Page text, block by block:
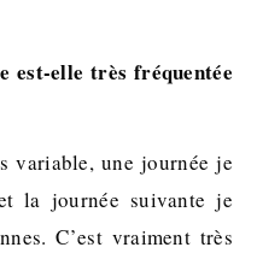
est-elle très fréquentée
variable, une journée je
la journée suivante je
C’est vraiment très